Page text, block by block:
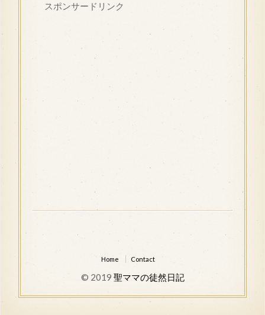
スポンサードリンク
Home Contact
© 2019 聖ママの徒然日記